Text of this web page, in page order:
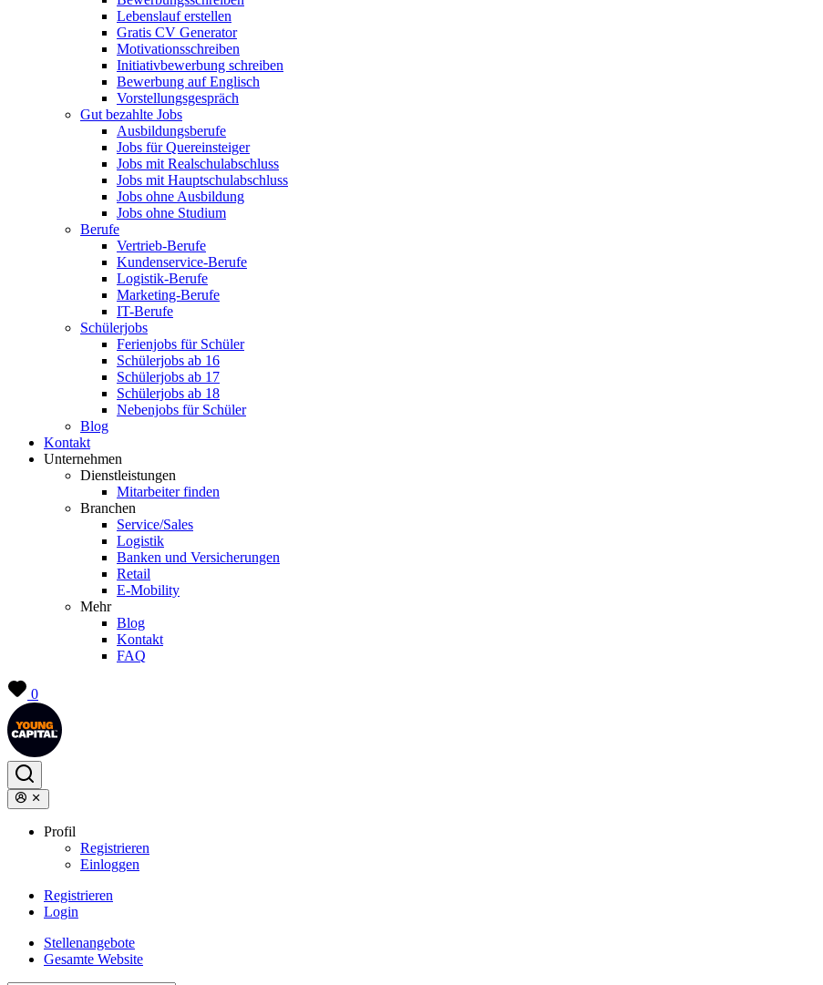
Lebenslauf erstellen
Gratis CV Generator
Motivationsschreiben
Initiativbewerbung schreiben
Bewerbung auf Englisch
Vorstellungsgespräch
Gut bezahlte Jobs
Ausbildungsberufe
Jobs für Quereinsteiger
Jobs mit Realschulabschluss
Jobs mit Hauptschulabschluss
Jobs ohne Ausbildung
Jobs ohne Studium
Berufe
Vertrieb-Berufe
Kundenservice-Berufe
Logistik-Berufe
Marketing-Berufe
IT-Berufe
Schülerjobs
Ferienjobs für Schüler
Schülerjobs ab 16
Schülerjobs ab 17
Schülerjobs ab 18
Nebenjobs für Schüler
Blog
Kontakt
Unternehmen
Dienstleistungen
Mitarbeiter finden
Branchen
Service/Sales
Logistik
Banken und Versicherungen
Retail
E-Mobility
Mehr
Blog
Kontakt
FAQ
0
Profil
Registrieren
Einloggen
Registrieren
Login
Stellenangebote
Gesamte Website